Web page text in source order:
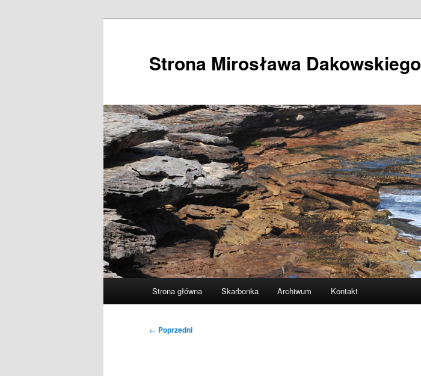
Strona Mirosława Dakowskiego
Strona główna Skarbonka Archiwum Kontakt
Nawigacja
← Poprzedni